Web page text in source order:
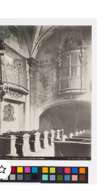
Add to my album